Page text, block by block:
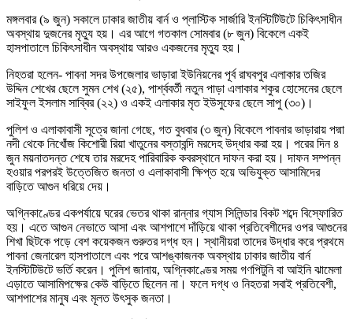
মঙ্গলবার (৯ জুন) সকালে ঢাকার জাতীয় বার্ন ও প্লাস্টিক সার্জারি ইনস্টিটিউটে চিকিৎসাধীন
অবস্থায় দুজনের মৃত্যু হয়। এর আগে গতকাল সোমবার (৮ জুন) বিকেলে একই
হাসপাতালে চিকিৎসাধীন অবস্থায় আরও একজনের মৃত্যু হয়।
নিহতরা হলেন- পাবনা সদর উপজেলার ভাড়ারা ইউনিয়নের পূর্ব রাঘবপুর এলাকার তজির
উদ্দিন শেখের ছেলে সুমন শেখ (২৫), পার্শ্ববর্তী নতুন পাড়া এলাকার শকুর হোসেনের ছেলে
সাইফুল ইসলাম সাব্বির (২২) ও একই এলাকার মৃত ইউসুফের ছেলে সাপু (৩০)।
পুলিশ ও এলাকাবাসী সূত্রে জানা গেছে, গত বুধবার (৩ জুন) বিকেলে পাবনার ভাড়ারায় পদ্মা
নদী থেকে নিখোঁজ কিশোরী রিয়া খাতুনের বস্তাবন্দি মরদেহ উদ্ধার করা হয়। পরের দিন ৪
জুন ময়নাতদন্ত শেষে তার মরদেহ পারিবারিক কবরস্থানে দাফন করা হয়। দাফন সম্পন্ন
হওয়ার পরপরই উত্তেজিত জনতা ও এলাকাবাসী ক্ষিপ্ত হয়ে অভিযুক্ত আসামিদের
বাড়িতে আগুন ধরিয়ে দেয়।
অগ্নিকাণ্ডের একপর্যায়ে ঘরের ভেতর থাকা রান্নার গ্যাস সিলিন্ডার বিকট শব্দে বিস্ফোরিত
হয়। এতে আগুন নেভাতে আসা এবং আশপাশে দাঁড়িয়ে থাকা প্রতিবেশীদের ওপর আগুনের
শিখা ছিটকে পড়ে বেশ কয়েকজন গুরুতর দগ্ধ হন। স্থানীয়রা তাদের উদ্ধার করে প্রথমে
পাবনা জেনারেল হাসপাতালে এবং পরে আশঙ্কাজনক অবস্থায় ঢাকার জাতীয় বার্ন
ইনস্টিটিউটে ভর্তি করেন। পুলিশ জানায়, অগ্নিকাণ্ডের সময় গণপিটুনি বা আইনি ঝামেলা
এড়াতে আসামিপক্ষের কেউ বাড়িতে ছিলেন না। ফলে দগ্ধ ও নিহতরা সবাই প্রতিবেশী,
আশপাশের মানুষ এবং মূলত উৎসুক জনতা।